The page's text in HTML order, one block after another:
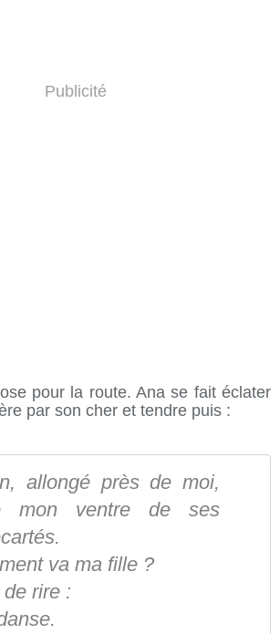
Publicité
pour la route. Ana se fait éclater
par son cher et tendre puis :
allongé près de moi,
mon ventre de ses
va ma fille ?
de rire :